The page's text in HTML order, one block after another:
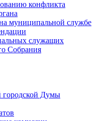
конфликта
муниципальной службе
служащих
Cобрания
городской Думы